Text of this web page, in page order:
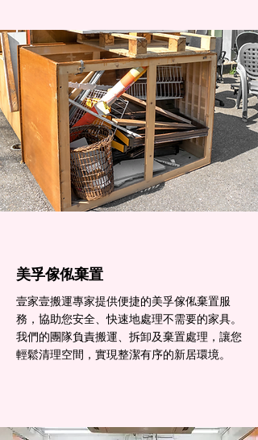
美孚傢俬棄置
壹家壹搬運專家提供便捷的美孚傢俬棄置服
務，協助您安全、快速地處理不需要的家具。
我們的團隊負責搬運、拆卸及棄置處理，讓您
輕鬆清理空間，實現整潔有序的新居環境。